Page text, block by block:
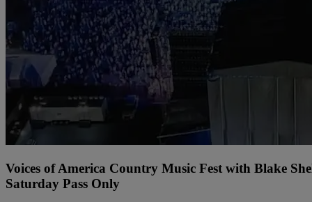
Voices of America Country Music Fest with Blake
Saturday Pass Only